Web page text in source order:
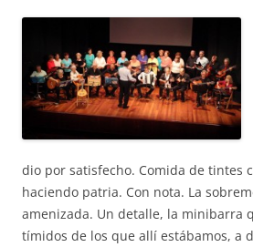
dio por satisfecho. Comida de tintes
haciendo patria. Con nota. La
amenizada. Un detalle, la minibarra
tímidos de los que allí estábamos, a